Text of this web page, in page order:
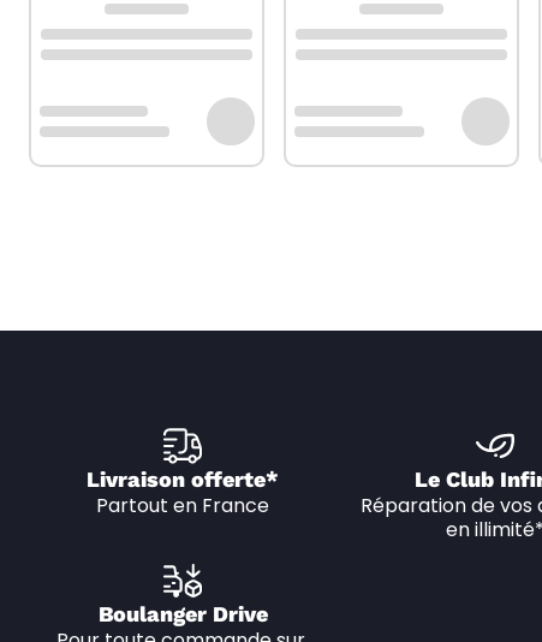
Livraison offerte*
Partout en France
Le Club
Réparation de vos
en illimité*
Boulanger Drive